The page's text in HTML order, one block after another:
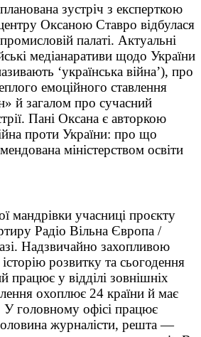
зустріч з експерткою
Оксаною Ставро відбулася
палаті. Актуальні
медіанаративи щодо України
‘українська війна’), про
емоційного ставлення
й загалом про сучасний
Пані Оксана є авторкою
проти України: про що
міністерством освіти
мандрівки учасниці проєкту
Радіо Вільна Європа /
Надзвичайно захопливою
розвитку та сьогодення
працює у відділі зовнішніх
охоплює 24 країни й має
головному офісі працює
журналісти, решта —